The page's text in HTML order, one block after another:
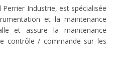
Industrie, est spécialisée
et la maintenance
et assure la maintenance
contrôle / commande sur les